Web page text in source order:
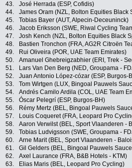
43.
José Herrada (ESP, Cofidis)
44.
James Oram (NZL, Bolton Equities Black
45.
Tobias Bayer (AUT, Alpecin-Deceuninck)
46.
Jacob Eriksson (SWE, Riwal Cycling
47.
Josh Kench (NZL, Bolton Equities Black
48.
Bastien Tronchon (FRA, AG2R Citroën
49.
Rui Oliveira (POR, UAE Team Emirates)
50.
Amanuel Ghebreigzabhier (ERI, Trek -
51.
Lars Van Den Berg (NED, Groupama -
52.
Juan Antonio López-cózar (ESP, Burgos-
53.
Tom Wirtgen (LUX, Bingoal Pauwels
54.
Andrés Camilo Ardila (COL, UAE Team
55.
Óscar Pelegrí (ESP, Burgos-BH)
56.
Rémy Mertz (BEL, Bingoal Pauwels
57.
Louis Coqueret (FRA, Leopard Pro
58.
Aaron Verwilst (BEL, Sport Vlaanderen -
59.
Tobias Ludvigsson (SWE, Groupama -
60.
Arne Marit (BEL, Sport Vlaanderen -
61.
Gil Gelders (BEL, Bingoal Pauwels
62.
Axel Laurance (FRA, B&B Hotels - KTM)
63.
Elias Maris (BEL, Leopard Pro Cycling)